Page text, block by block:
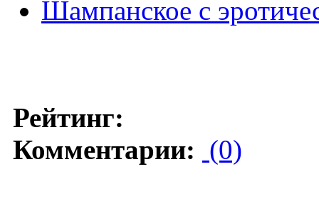
Шампанское с
Рейтинг:
Комментарии: (0)